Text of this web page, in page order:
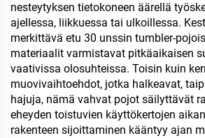
nesteytyksen tietokoneen äärellä
ajellessa, liikkuessa tai ulkoillessa.
merkittävä etu 30 unssin tumbler-
materiaalit varmistavat pitkäaikaisen
vaativissa olosuhteissa. Toisin kuin
muovivaihtoehdot, jotka halkeavat,
hajuja, nämä vahvat pojot säilyttävät
eheyden toistuvien käyttökertojen
rakenteen sijoittaminen kääntyy ajan